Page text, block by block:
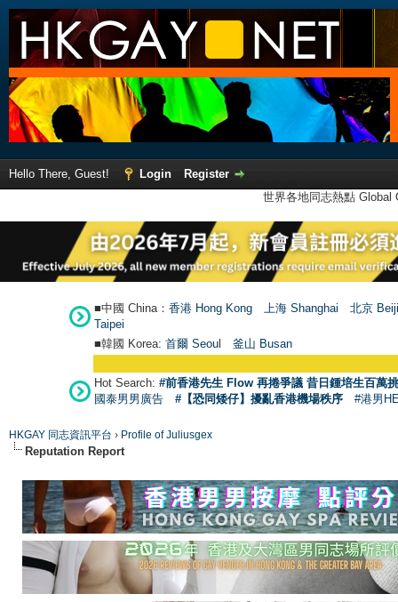
Hello There, Guest! Login
Register
世界各地同志熱點
■中國 China： 香港 Hong Kong 上海 Shanghai
北京
Taipei
■韓國 Korea: 首爾 Seoul 釜山 Busan
Hot Search: #前香港先生 Flow 再捲爭議 昔日鍾培生百萬
國泰男男廣告
#【恐同矮仔】擾亂香港機場秩序 #港男
HKGAY 同志資訊平台 › Profile of Juliusgex
Reputation Report